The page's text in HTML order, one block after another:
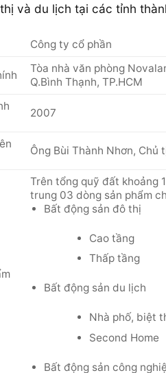
và du lịch tại các tỉnh
Công ty cổ phần
Tòa nhà văn phòng
Q.Bình Thạnh, TP.HCM
2007
Ông Bùi Thành Nhơn, Chủ
Trên tổng quỹ đất khoảng
trung 03 dòng sản phẩm
Bất động sản đô thị
Cao tầng
Thấp tầng
Bất động sản du lịch
Nhà phố, biệt
Second Home
Bất động sản công